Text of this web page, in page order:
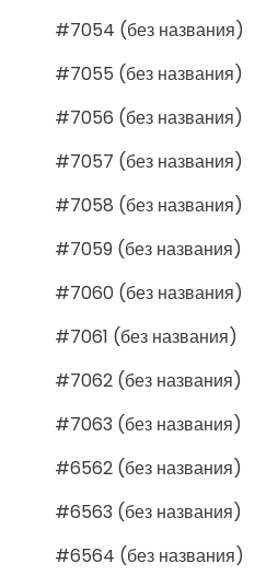
#7054 (без названия)
#7055 (без названия)
#7056 (без названия)
#7057 (без названия)
#7058 (без названия)
#7059 (без названия)
#7060 (без названия)
#7061 (без названия)
#7062 (без названия)
#7063 (без названия)
#6562 (без названия)
#6563 (без названия)
#6564 (без названия)